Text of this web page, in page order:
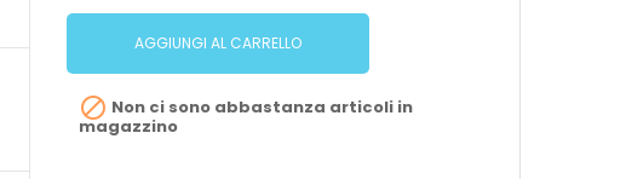
AGGIUNGI AL CARRELLO
 Non ci sono abbastanza articoli in
magazzino